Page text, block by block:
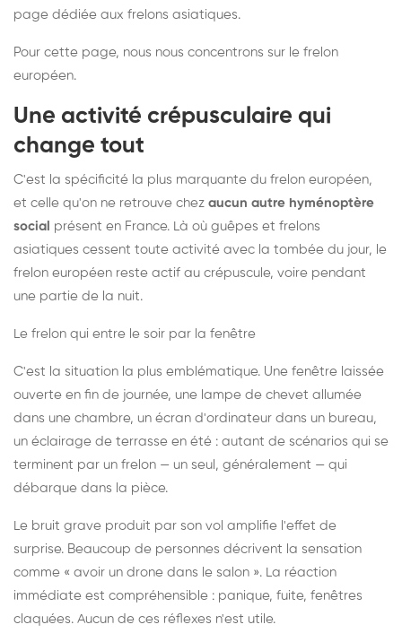
page dédiée aux frelons asiatiques.
Pour cette page, nous nous concentrons sur le frelon
européen.
Une activité crépusculaire qui
change tout
C'est la spécificité la plus marquante du frelon européen,
et celle qu'on ne retrouve chez aucun autre hyménoptère
social présent en France. Là où guêpes et frelons
asiatiques cessent toute activité avec la tombée du jour, le
frelon européen reste actif au crépuscule, voire pendant
une partie de la nuit.
Le frelon qui entre le soir par la fenêtre
C'est la situation la plus emblématique. Une fenêtre laissée
ouverte en fin de journée, une lampe de chevet allumée
dans une chambre, un écran d'ordinateur dans un bureau,
un éclairage de terrasse en été : autant de scénarios qui se
terminent par un frelon — un seul, généralement — qui
débarque dans la pièce.
Le bruit grave produit par son vol amplifie l'effet de
surprise. Beaucoup de personnes décrivent la sensation
comme « avoir un drone dans le salon ». La réaction
immédiate est compréhensible : panique, fuite, fenêtres
claquées. Aucun de ces réflexes n'est utile.